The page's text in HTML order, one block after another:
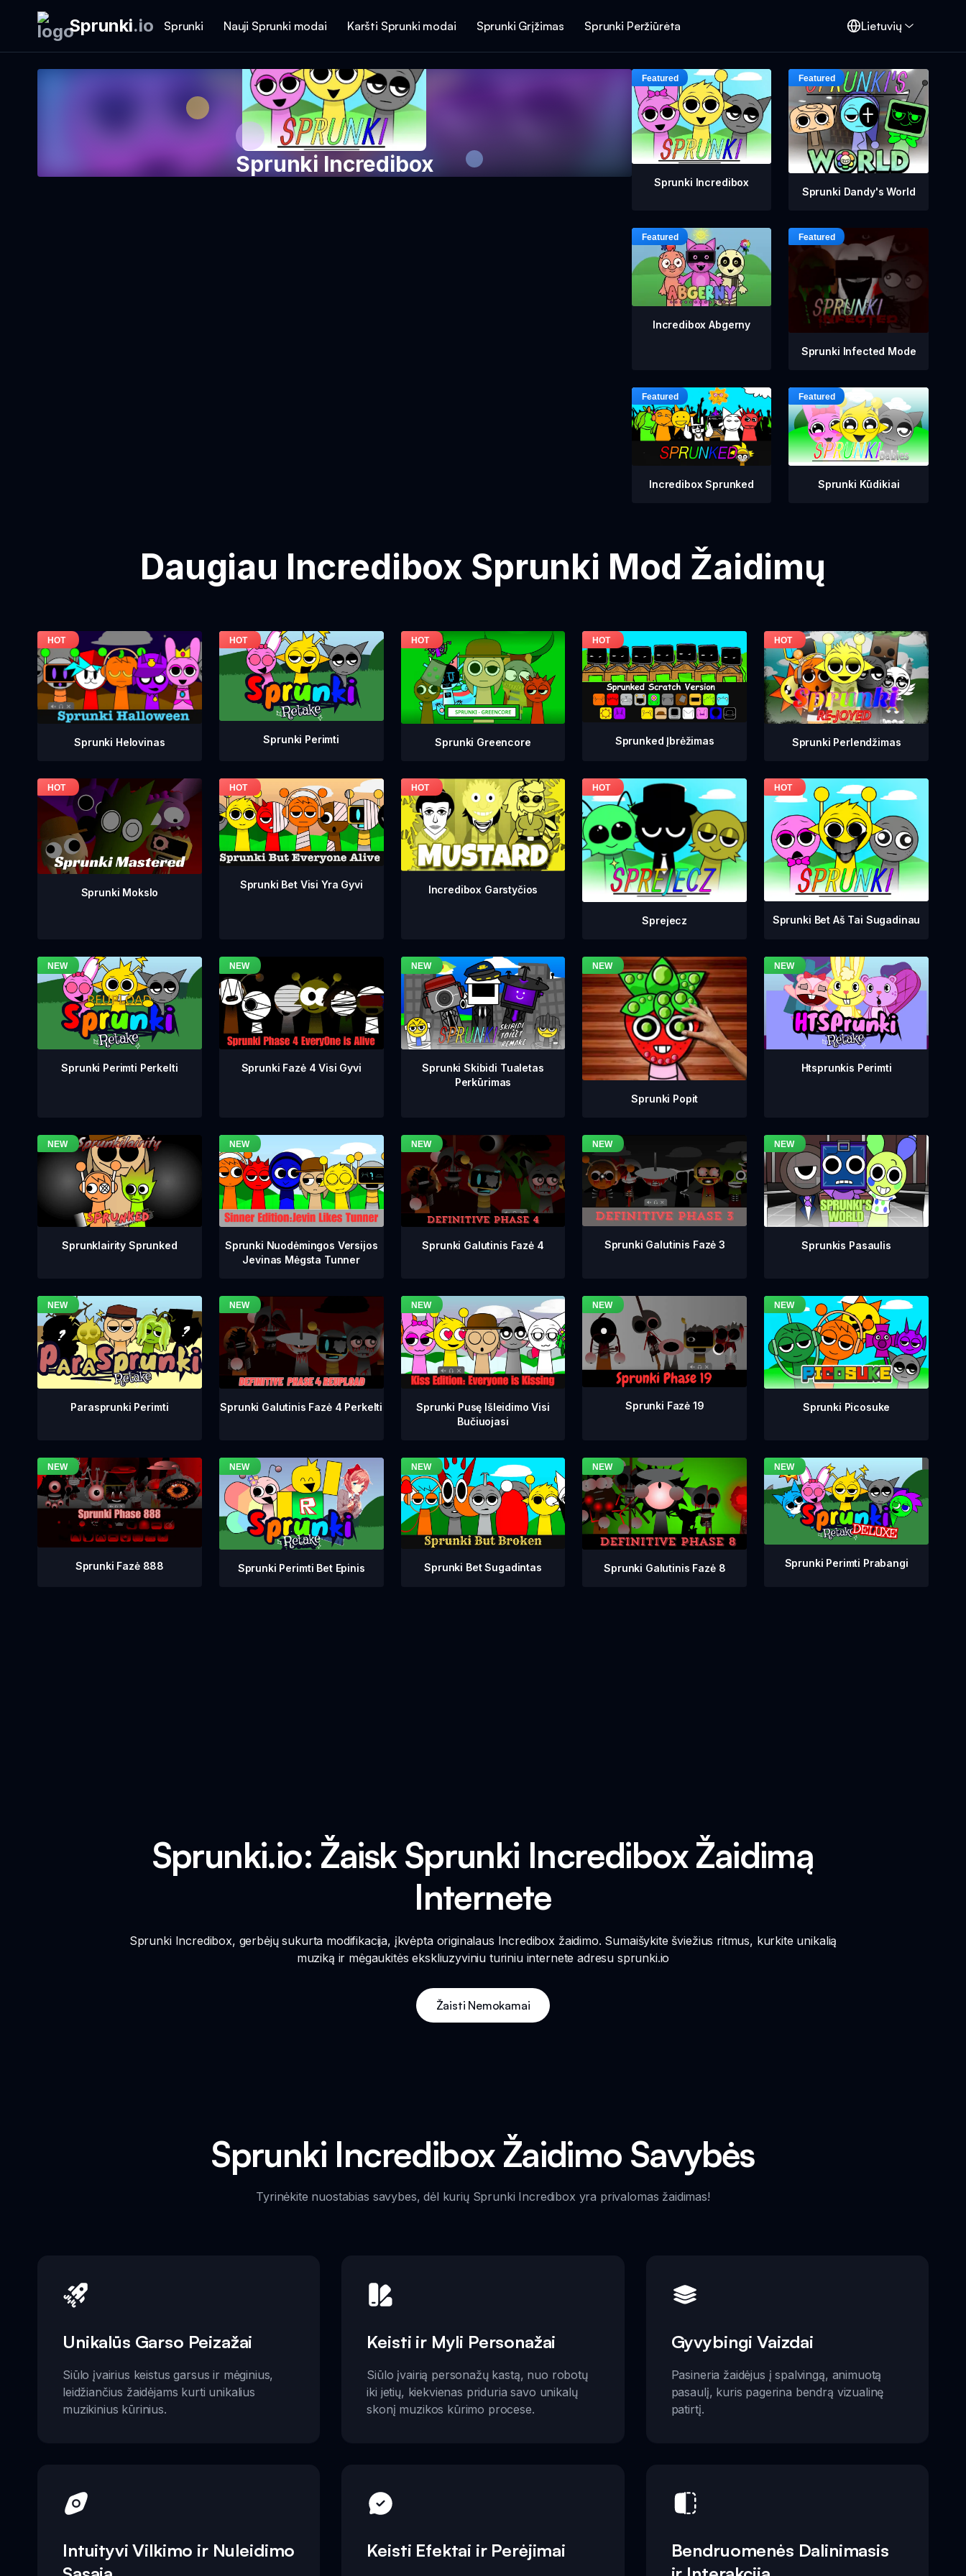
Sprunki.io Sprunki Nauji Sprunki modai Karšti Sprunki modai Sprunki Grįžimas Sprunki Peržiūrėta Lietuvių
Sprunki Incredibox
Sprunki Incredibox
Sprunki Dandy's World
Incredibox Abgerny
Sprunki Infected Mode
Incredibox Sprunked Sprunki Kūdikiai
Daugiau Incredibox Sprunki Mod Žaidimų
Sprunki Helovinas Sprunki Perimti Sprunki Greencore Sprunked Įbrėžimas Sprunki Perlendžimas
Sprunki Mokslo
Sprunki Bet Visi Yra Gyvi Incredibox Garstyčios
Sprejecz Sprunki Bet Aš Tai Sugadinau
Sprunki Perimti Perkelti Sprunki Fazė 4 Visi Gyvi
Sprunki Skibidi Tualetas
Perkūrimas
Sprunki Popit
Htsprunkis Perimti
Sprunklairity Sprunked
Sprunki Nuodėmingos Versijos
Jevinas Mėgsta Tunner
Sprunki Galutinis Fazė 4 Sprunki Galutinis Fazė 3 Sprunkis Pasaulis
Parasprunki Perimti Sprunki Galutinis Fazė 4 Perkelti
Sprunki Pusę Išleidimo Visi
Bučiuojasi
Sprunki Fazė 19 Sprunki Picosuke
Sprunki Fazė 888 Sprunki Perimti Bet Epinis Sprunki Bet Sugadintas Sprunki Galutinis Fazė 8 Sprunki Perimti Prabangi
Sprunki.io: Žaisk Sprunki Incredibox Žaidimą
Internete
Sprunki Incredibox, gerbėjų sukurta modifikacija, įkvėpta originalaus Incredibox žaidimo. Sumaišykite šviežius ritmus, kurkite unikalią
muziką ir mėgaukitės ekskliuzyviniu turiniu internete adresu sprunki.io
Žaisti Nemokamai
Sprunki Incredibox Žaidimo Savybės
Tyrinėkite nuostabias savybes, dėl kurių Sprunki Incredibox yra privalomas žaidimas!
Unikalūs Garso Peizažai
Siūlo įvairius keistus garsus ir mėginius,
leidžiančius žaidėjams kurti unikalius
muzikinius kūrinius.
Keisti ir Myli Personažai
Siūlo įvairią personažų kastą, nuo robotų
iki jetių, kiekvienas priduria savo unikalų
skonį muzikos kūrimo procese.
Gyvybingi Vaizdai
Pasineria žaidėjus į spalvingą, animuotą
pasaulį, kuris pagerina bendrą vizualinę
patirtį.
Intuityvi Vilkimo ir Nuleidimo
Keisti Efektai ir Perėjimai
Bendruomenės Dalinimasis